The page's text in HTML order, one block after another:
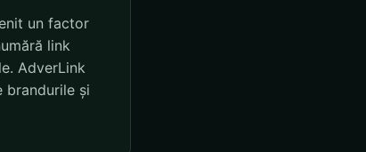
un factor
link
AdverLink
brandurile și